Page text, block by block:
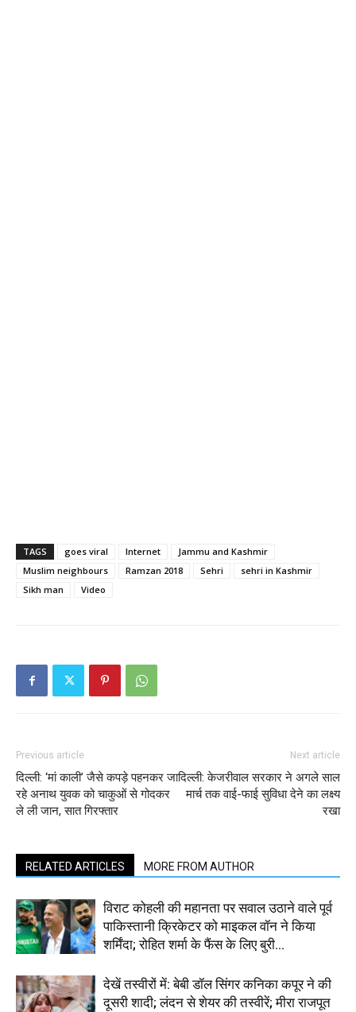
TAGS goes viral Internet
Jammu and Kashmir
Muslim neighbours
Ramzan 2018 Sehri
sehri in Kashmir
Sikh man
Video
Previous article
दिल्ली: ‘मां काली’ जैसे कपड़े पहनकर जा
रहे अनाथ युवक को चाकुओं से गोदकर
ले ली जान, सात गिरफ्तार
Next article
दिल्ली: केजरीवाल सरकार ने अगले साल
मार्च तक वाई-फाई सुविधा देने का लक्ष्य
रखा
RELATED ARTICLES MORE FROM AUTHOR
विराट कोहली की महानता पर सवाल उठाने वाले पूर्व
पाकिस्तानी क्रिकेटर को माइकल वॉन ने किया
शर्मिंदा; रोहित शर्मा के फैंस के लिए बुरी...
देखें तस्वीरों में: बेबी डॉल सिंगर कनिका कपूर ने की
दूसरी शादी; लंदन से शेयर की तस्वीरें; मीरा राजपूत